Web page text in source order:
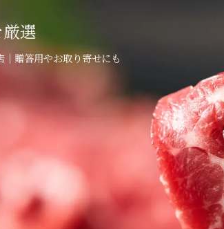
選
贈答用やお取り寄せにも